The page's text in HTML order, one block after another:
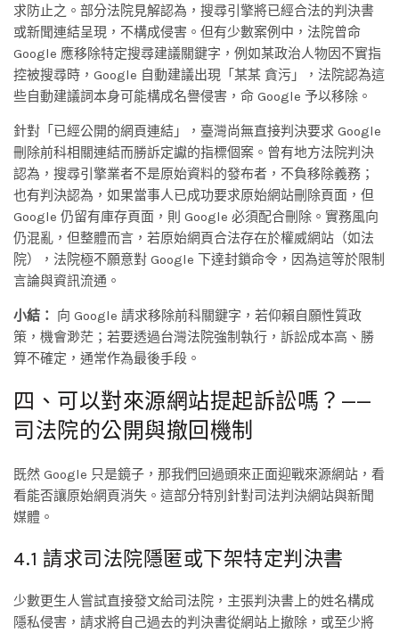
求防止之。部分法院見解認為，搜尋引擎將已經合法的判決書
或新聞連結呈現，不構成侵害。但有少數案例中，法院曾命
Google 應移除特定搜尋建議關鍵字，例如某政治人物因不實指
控被搜尋時，Google 自動建議出現「某某 貪污」，法院認為這
些自動建議詞本身可能構成名譽侵害，命 Google 予以移除。
針對「已經公開的網頁連結」，臺灣尚無直接判決要求 Google
刪除前科相關連結而勝訴定讞的指標個案。曾有地方法院判決
認為，搜尋引擎業者不是原始資料的發布者，不負移除義務；
也有判決認為，如果當事人已成功要求原始網站刪除頁面，但
Google 仍留有庫存頁面，則 Google 必須配合刪除。實務風向
仍混亂，但整體而言，若原始網頁合法存在於權威網站（如法
院），法院極不願意對 Google 下達封鎖命令，因為這等於限制
言論與資訊流通。
小結： 向 Google 請求移除前科關鍵字，若仰賴自願性質政
策，機會渺茫；若要透過台灣法院強制執行，訴訟成本高、勝
算不確定，通常作為最後手段。
四、可以對來源網站提起訴訟嗎？——
司法院的公開與撤回機制
既然 Google 只是鏡子，那我們回過頭來正面迎戰來源網站，看
看能否讓原始網頁消失。這部分特別針對司法判決網站與新聞
媒體。
4.1 請求司法院隱匿或下架特定判決書
少數更生人嘗試直接發文給司法院，主張判決書上的姓名構成
隱私侵害，請求將自己過去的判決書從網站上撤除，或至少將